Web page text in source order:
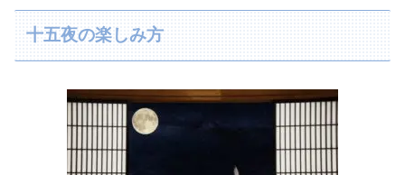
十五夜の楽しみ方